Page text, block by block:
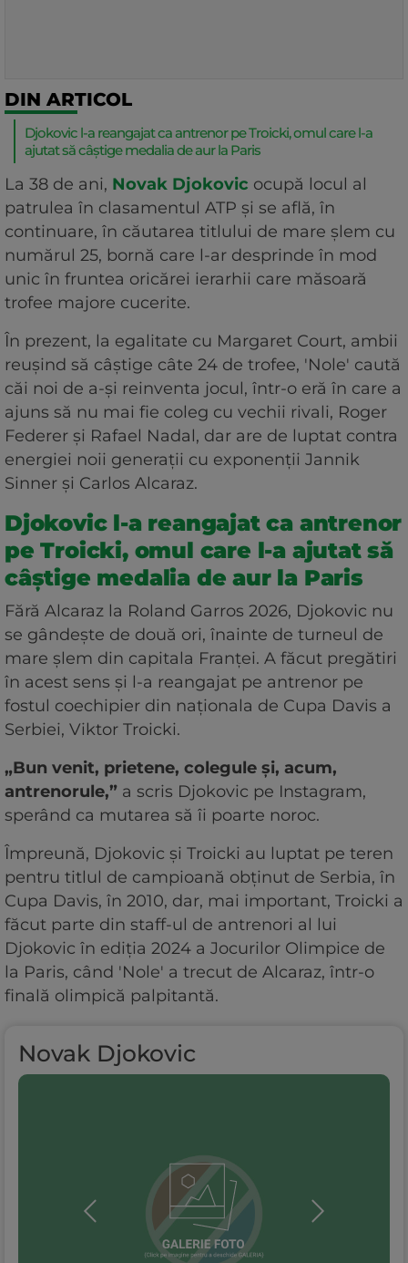
DIN ARTICOL
Djokovic l-a reangajat ca antrenor pe Troicki, omul care l-a
ajutat să câștige medalia de aur la Paris
La 38 de ani, Novak Djokovic ocupă locul al
patrulea în clasamentul ATP și se află, în
continuare, în căutarea titlului de mare șlem cu
numărul 25, bornă care l-ar desprinde în mod
unic în fruntea oricărei ierarhii care măsoară
trofee majore cucerite.
În prezent, la egalitate cu Margaret Court, ambii
reușind să câștige câte 24 de trofee, 'Nole' caută
căi noi de a-și reinventa jocul, într-o eră în care a
ajuns să nu mai fie coleg cu vechii rivali, Roger
Federer și Rafael Nadal, dar are de luptat contra
energiei noii generații cu exponenții Jannik
Sinner și Carlos Alcaraz.
Djokovic l-a reangajat ca antrenor
pe Troicki, omul care l-a ajutat să
câștige medalia de aur la Paris
Fără Alcaraz la Roland Garros 2026, Djokovic nu
se gândește de două ori, înainte de turneul de
mare șlem din capitala Franței. A făcut pregătiri
în acest sens și l-a reangajat pe antrenor pe
fostul coechipier din naționala de Cupa Davis a
Serbiei, Viktor Troicki.
„Bun venit, prietene, colegule și, acum,
antrenorule,” a scris Djokovic pe Instagram,
sperând ca mutarea să îi poarte noroc.
Împreună, Djokovic și Troicki au luptat pe teren
pentru titlul de campioană obținut de Serbia, în
Cupa Davis, în 2010, dar, mai important, Troicki a
făcut parte din staff-ul de antrenori al lui
Djokovic în ediția 2024 a Jocurilor Olimpice de
la Paris, când 'Nole' a trecut de Alcaraz, într-o
finală olimpică palpitantă.
Novak Djokovic